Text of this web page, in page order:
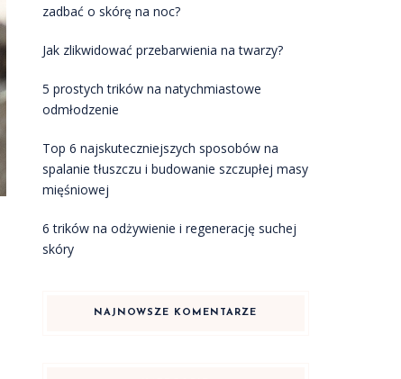
zadbać o skórę na noc?
Jak zlikwidować przebarwienia na twarzy?
5 prostych trików na natychmiastowe
odmłodzenie
Top 6 najskuteczniejszych sposobów na
spalanie tłuszczu i budowanie szczupłej masy
mięśniowej
6 trików na odżywienie i regenerację suchej
skóry
NAJNOWSZE KOMENTARZE